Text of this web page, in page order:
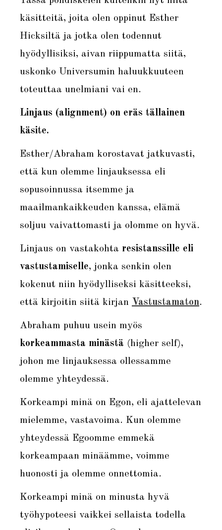
käsitteitä, joita olen oppinut Esther
Hicksiltä ja jotka olen todennut
hyödyllisiksi, aivan riippumatta siitä,
uskonko Universumin haluukkuuteen
toteuttaa unelmiani vai en.
Linjaus (alignment) on eräs tällainen
käsite.
Esther/Abraham korostavat jatkuvasti,
että kun olemme linjauksessa eli
sopusoinnussa itsemme ja
maailmankaikkeuden kanssa, elämä
soljuu vaivattomasti ja olomme on hyvä.
Linjaus on vastakohta resistanssille eli
vastustamiselle, jonka senkin olen
kokenut niin hyödylliseksi käsitteeksi,
että kirjoitin siitä kirjan Vastustamaton.
Abraham puhuu usein myös
korkeammasta minästä (higher self),
johon me linjauksessa ollessamme
olemme yhteydessä.
Korkeampi minä on Egon, eli ajattelevan
mielemme, vastavoima. Kun olemme
yhteydessä Egoomme emmekä
korkeampaan minäämme, voimme
huonosti ja olemme onnettomia.
Korkeampi minä on minusta hyvä
työhypoteesi vaikkei sellaista todella